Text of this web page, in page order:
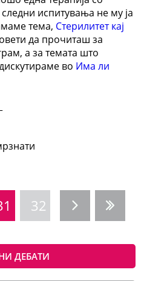
испитувања не му ја
тема, Стерилитет кај
да прочиташ за
а за темата што
во Има ли
32
ДЕБАТИ